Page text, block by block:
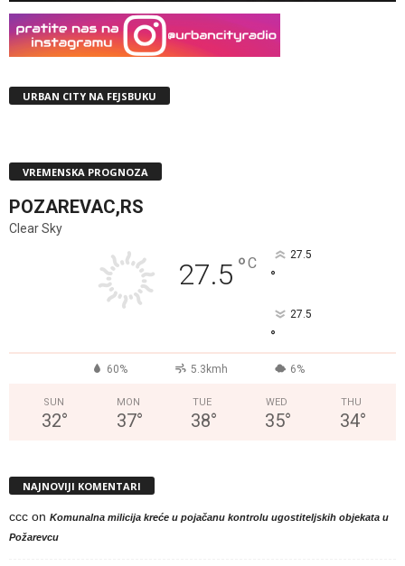
URBAN CITY NA FEJSBUKU
VREMENSKA PROGNOZA
POZAREVAC,RS
Clear Sky
27.5 °C 27.5
°
27.5
°
60% 5.3kmh 6%
SUN
32°
MON
37°
TUE
38°
WED
35°
THU
34°
NAJNOVIJI KOMENTARI
ccc on Komunalna milicija kreće u pojačanu kontrolu ugostiteljskih objekata u
Požarevcu